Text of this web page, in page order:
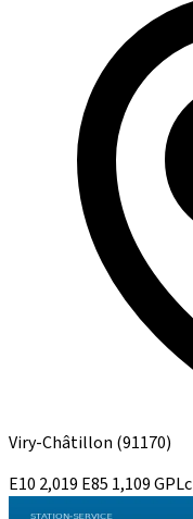
Viry-Châtillon (91170)
E10 2,019 E85 1,109GPLc